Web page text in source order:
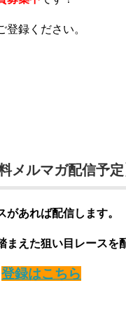
登録ください。
メルマガ配信予定
あれば配信します。
まえた狙い目レースを
登録はこちら